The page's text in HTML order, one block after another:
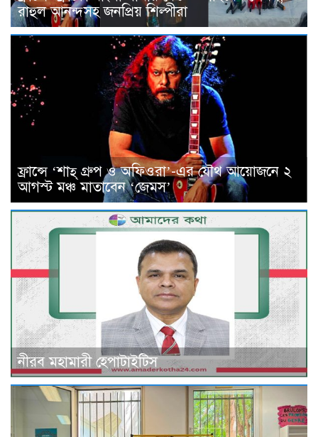
রাহুল আনন্দসহ জনপ্রিয় শিল্পীরা
ফ্রান্সে ‘শাহ্ গ্রুপ ও অফিওরা’-এর যৌথ আয়োজনে ২
আগস্ট মঞ্চ মাতাবেন ‘জেমস’
নীরব মহামারী হেপাটাইটিস